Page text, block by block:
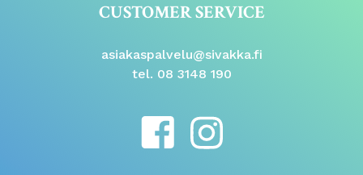
CUSTOMER SERVICE
asiakaspalvelu@sivakka.fi
tel. 08 3148 190